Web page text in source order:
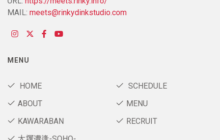
MAIL: meets@rinkydinkstudio.com
MENU
HOME
SCHEDULE
ABOUT
MENU
KAWARABAN
RECRUIT